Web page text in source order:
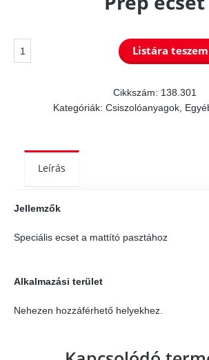
Prep
mennyiség
Listára teszem
Cikkszám: 138.301
Kategóriák: Csiszolóanyagok,
Leírás
Jellemzők
Speciális ecset a mattító pasztához
Alkalmazási terület
Nehezen hozzáférhető helyekhez.